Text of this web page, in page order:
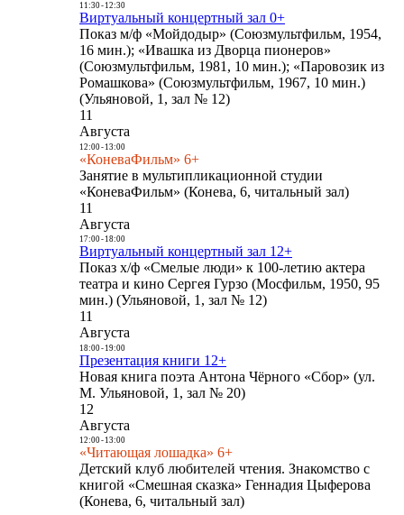
11:30- 12:30
Виртуальный концертный зал 0+
Показ м/ф «Мойдодыр» (Союзмультфильм, 1954,
16 мин.); «Ивашка из Дворца пионеров»
(Союзмультфильм, 1981, 10 мин.); «Паровозик из
Ромашкова» (Союзмультфильм, 1967, 10 мин.)
(Ульяновой, 1, зал № 12)
11
Августа
12:00- 13:00
«КоневаФильм» 6+
Занятие в мультипликационной студии
«КоневаФильм» (Конева, 6, читальный зал)
11
Августа
17:00- 18:00
Виртуальный концертный зал 12+
Показ х/ф «Смелые люди» к 100-летию актера
театра и кино Сергея Гурзо (Мосфильм, 1950, 95
мин.) (Ульяновой, 1, зал № 12)
11
Августа
18:00- 19:00
Презентация книги 12+
Новая книга поэта Антона Чёрного «Сбор» (ул.
М. Ульяновой, 1, зал № 20)
12
Августа
12:00- 13:00
«Читающая лошадка» 6+
Детский клуб любителей чтения. Знакомство с
книгой «Смешная сказка» Геннадия Цыферова
(Конева, 6, читальный зал)